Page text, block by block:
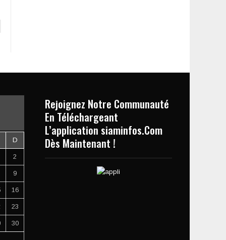
D
2
9
16
23
30
Rejoignez Notre Communauté
En Téléchargeant
L’application siaminfos.Com
Dès Maintenant !